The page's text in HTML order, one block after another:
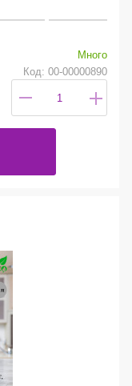
Много
Код: 00-00000890